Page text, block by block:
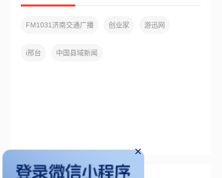
FM1031济南交通广播 创业家 游迅网
i邢台 中国县域新闻
×